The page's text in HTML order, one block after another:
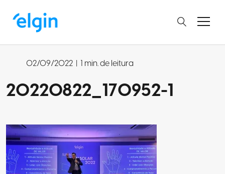
02/09/2022 | 1 min. de leitura
20220822_170952-1